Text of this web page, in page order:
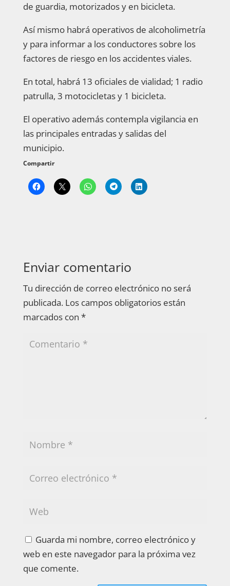
de guardia, motorizados y en bicicleta.
Así mismo habrá operativos de alcoholimetría
y para informar a los conductores sobre los
factores de riesgo en los accidentes viales.
En total, habrá 13 oficiales de vialidad; 1 radio
patrulla, 3 motocicletas y 1 bicicleta.
El operativo además contempla vigilancia en
las principales entradas y salidas del
municipio.
Compartir
Enviar comentario
Tu dirección de correo electrónico no será
publicada. Los campos obligatorios están
marcados con *
Guarda mi nombre, correo electrónico y
web en este navegador para la próxima vez
que comente.